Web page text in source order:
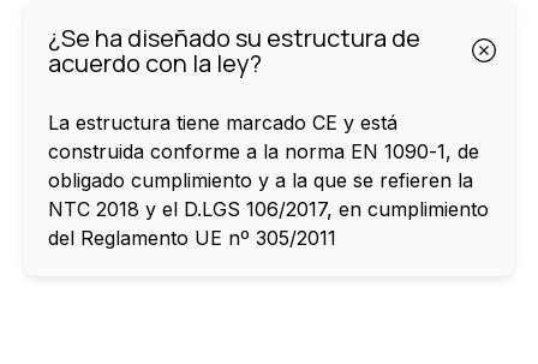
¿Se ha diseñado su estructura de
acuerdo con la ley?
La estructura tiene marcado CE y está
construida conforme a la norma EN 1090-1, de
obligado cumplimiento y a la que se refieren la
NTC 2018 y el D.LGS 106/2017, en cumplimiento
del Reglamento UE nº 305/2011